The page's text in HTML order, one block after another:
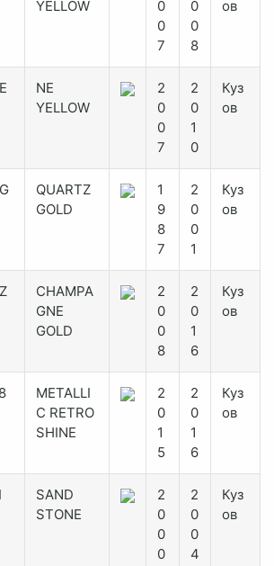
YELLOW
0
0
7
0
0
8
ов
NE
YELLOW
2
0
0
7
2
0
1
0
Куз
ов
QUARTZ
GOLD
1
9
8
7
2
0
0
1
Куз
ов
CHAMPA
GNE
GOLD
2
0
0
8
2
0
1
6
Куз
ов
METALLI
C RETRO
SHINE
2
0
1
5
2
0
1
6
Куз
ов
SAND
STONE
2
0
0
0
2
0
0
4
Куз
ов